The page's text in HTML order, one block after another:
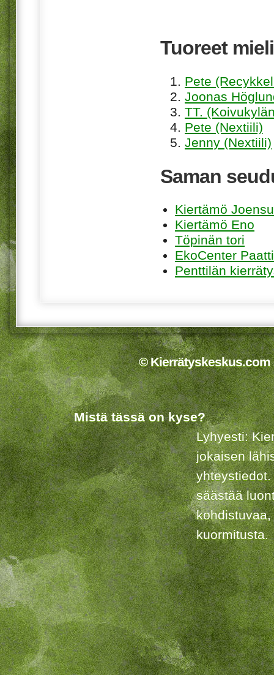
Tuoreet
Pete
Joonas
TT.
Pete (Nextiili)
Jenny (Nextiili)
Saman
Kiertämö
Kiertämö Eno
Töpinän tori
EkoCenter Paatti
Penttilän
© Kierrätyskeskus.com
Mistä tässä on kyse?
Lyhyesti:
jokaisen
säästää
kuormitusta.